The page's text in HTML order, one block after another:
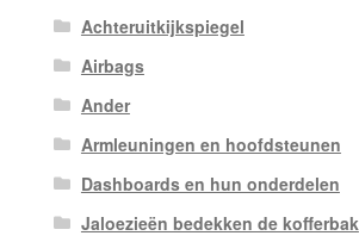
Achteruitkijkspiegel
Airbags
Ander
Armleuningen en hoofdsteunen
Dashboards en hun onderdelen
Jaloezieën bedekken de kofferbak